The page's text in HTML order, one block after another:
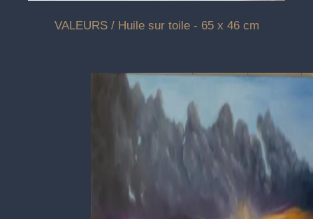
VALEURS / Huile sur toile - 65 x 46 cm